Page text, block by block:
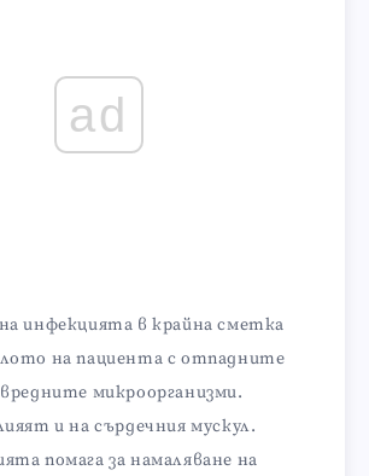
ad
инфекцията в крайна сметка
на пациента с отпадните
микроорганизми.
и на сърдечния мускул.
помага за намаляване на